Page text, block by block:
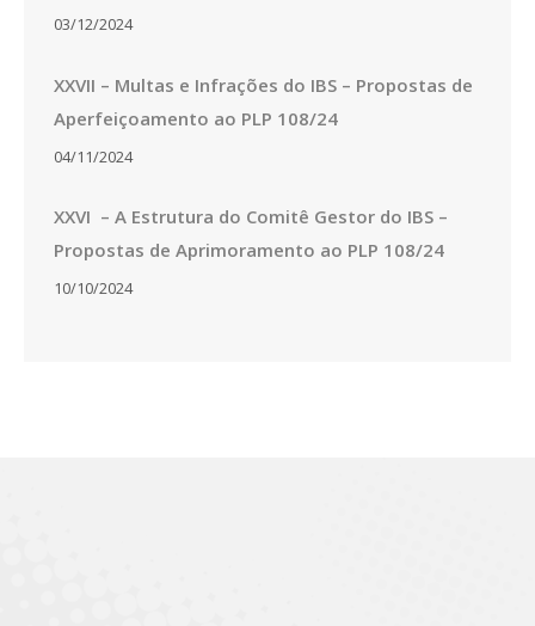
03/12/2024
XXVII – Multas e Infrações do IBS – Propostas de
Aperfeiçoamento ao PLP 108/24
04/11/2024
XXVI – A Estrutura do Comitê Gestor do IBS –
Propostas de Aprimoramento ao PLP 108/24
10/10/2024